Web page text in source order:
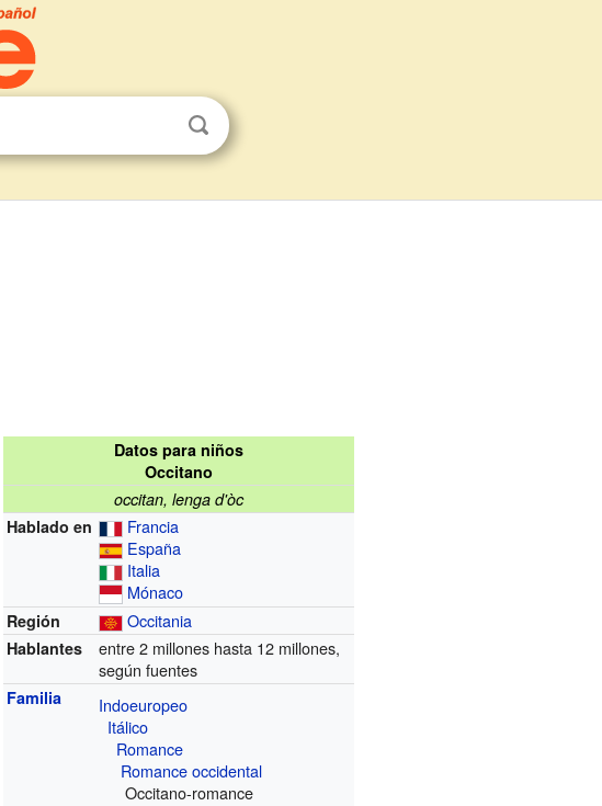
Datos para niños
Occitano
occitan, lenga d'òc
Hablado en
Francia
España
Italia
Mónaco
Región Occitania
Hablantes
entre 2 millones hasta 12 millones,
según fuentes
Familia
Indoeuropeo
Itálico
Romance
Romance occidental
Occitano-romance